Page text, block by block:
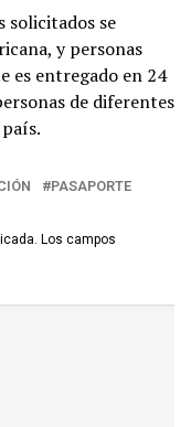
solicitados se
y personas
es entregado en 24
de diferentes
PASAPORTE
Los campos